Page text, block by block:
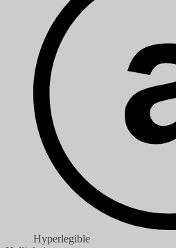
Hyperlegible